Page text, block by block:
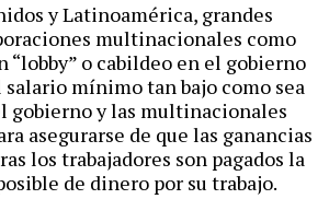
y Latinoamérica, grandes
multinacionales como
“lobby” o cabildeo en el gobierno
mínimo tan bajo como sea
gobierno y las multinacionales
asegurarse de que las ganancias
los trabajadores son pagados la
de dinero por su trabajo.